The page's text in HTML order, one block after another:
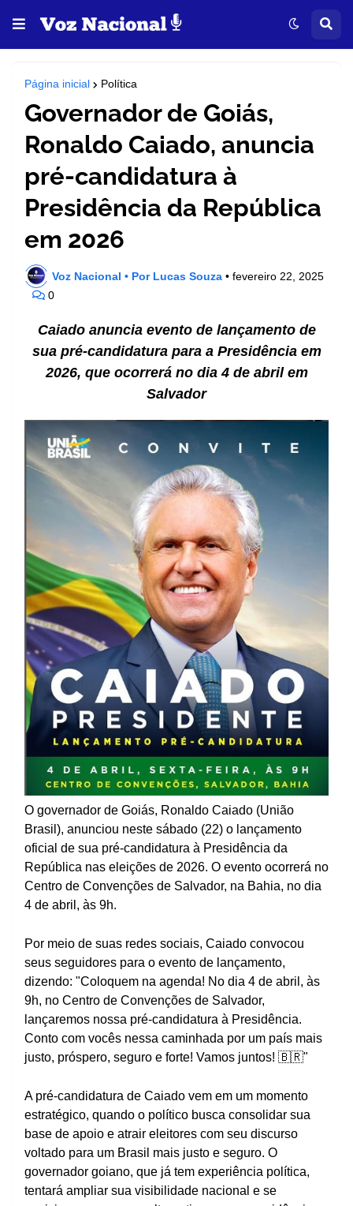
Página inicial Política
Governador de Goiás,
Ronaldo Caiado, anuncia
pré-candidatura à
Presidência da República
em 2026
Voz Nacional • Por Lucas Souza • fevereiro 22, 2025
0
Caiado anuncia evento de lançamento de
sua pré-candidatura para a Presidência em
2026, que ocorrerá no dia 4 de abril em
Salvador
O governador de Goiás, Ronaldo Caiado (União
Brasil), anunciou neste sábado (22) o lançamento
oficial de sua pré-candidatura à Presidência da
República nas eleições de 2026. O evento ocorrerá no
Centro de Convenções de Salvador, na Bahia, no dia
4 de abril, às 9h.
Por meio de suas redes sociais, Caiado convocou
seus seguidores para o evento de lançamento,
dizendo: "Coloquem na agenda! No dia 4 de abril, às
9h, no Centro de Convenções de Salvador,
lançaremos nossa pré-candidatura à Presidência.
Conto com vocês nessa caminhada por um país mais
justo, próspero, seguro e forte! Vamos juntos! 🇧🇷"
A pré-candidatura de Caiado vem em um momento
estratégico, quando o político busca consolidar sua
base de apoio e atrair eleitores com seu discurso
voltado para um Brasil mais justo e seguro. O
governador goiano, que já tem experiência política,
tentará ampliar sua visibilidade nacional e se